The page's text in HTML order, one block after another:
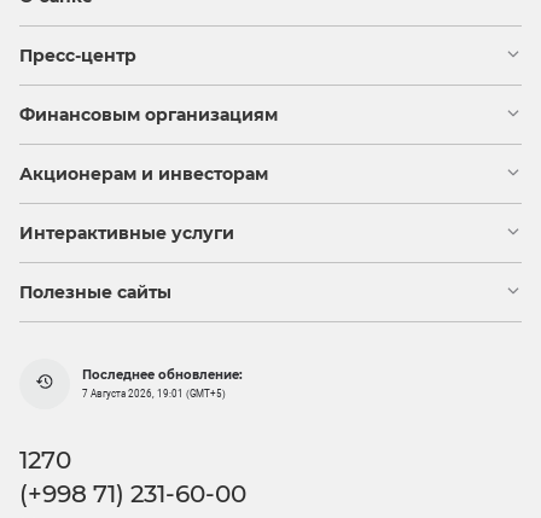
Пресс-центр
Финансовым организациям
Акционерам и инвесторам
Интерактивные услуги
Полезные сайты
Последнее обновление:
7 Августа 2026, 19:01 (GMT+5)
1270
(+998 71) 231-60-00